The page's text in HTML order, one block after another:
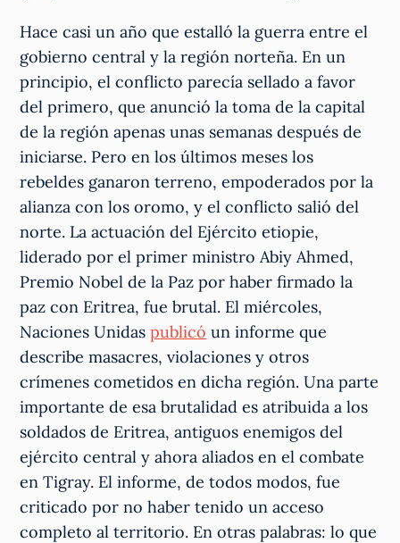
Hace casi un año que estalló la guerra entre el
gobierno central y la región norteña. En un
principio, el conflicto parecía sellado a favor
del primero, que anunció la toma de la capital
de la región apenas unas semanas después de
iniciarse. Pero en los últimos meses los
rebeldes ganaron terreno, empoderados por la
alianza con los oromo, y el conflicto salió del
norte. La actuación del Ejército etiopie,
liderado por el primer ministro Abiy Ahmed,
Premio Nobel de la Paz por haber firmado la
paz con Eritrea, fue brutal. El miércoles,
Naciones Unidaspublicó un informe que
describe masacres, violaciones y otros
crímenes cometidos en dicha región. Una parte
importante de esa brutalidad es atribuida a los
soldados de Eritrea, antiguos enemigos del
ejército central y ahora aliados en el combate
en Tigray. El informe, de todos modos, fue
criticado por no haber tenido un acceso
completo al territorio. En otras palabras: lo que